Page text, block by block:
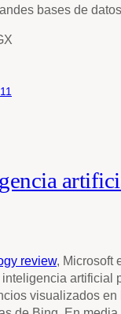
bases de
review, Microsoft
artificial
visualizados